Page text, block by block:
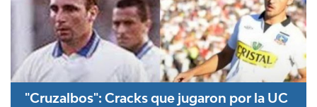
"Cruzalbos": Cracks que jugaron por la UC